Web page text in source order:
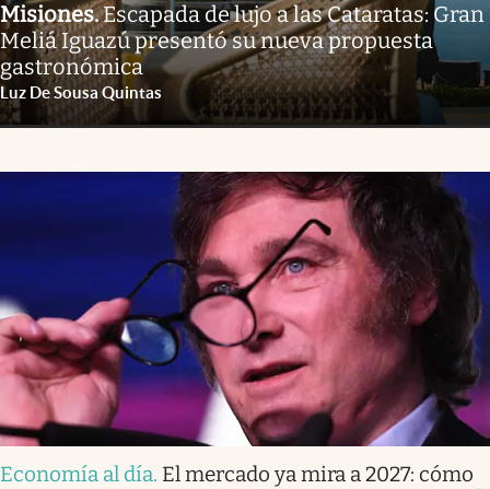
Misiones.Escapada de lujo a las Cataratas: Gran
Meliá Iguazú presentó su nueva propuesta
gastronómica
Luz De Sousa Quintas
Economía al día. El mercado ya mira a 2027: cómo